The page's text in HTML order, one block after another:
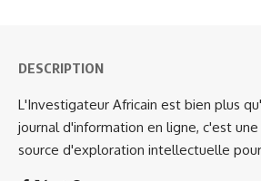
DESCRIPTION
L'Investigateur Africain est bien plus
journal d'information en ligne, c'est
source d'exploration intellectuelle